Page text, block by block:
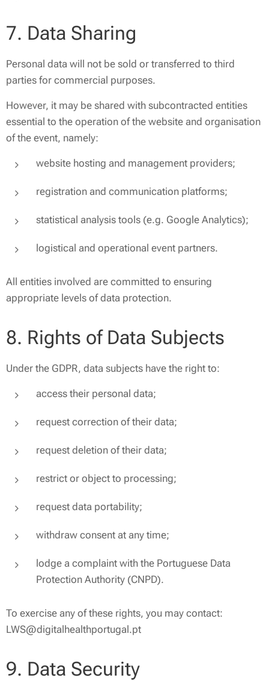
7. Data Sharing
Personal data will not be sold or transferred to third
parties for commercial purposes.
However, it may be shared with subcontracted entities
essential to the operation of the website and organisation
of the event, namely:
website hosting and management providers;
registration and communication platforms;
statistical analysis tools (e.g. Google Analytics);
logistical and operational event partners.
All entities involved are committed to ensuring
appropriate levels of data protection.
8. Rights of Data Subjects
Under the GDPR, data subjects have the right to:
access their personal data;
request correction of their data;
request deletion of their data;
restrict or object to processing;
request data portability;
withdraw consent at any time;
lodge a complaint with the Portuguese Data
Protection Authority (CNPD).
To exercise any of these rights, you may contact:
LWS@digitalhealthportugal.pt
9. Data Security